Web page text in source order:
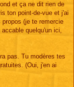
et ça ne dit rien de
ton point-de-vue et j'ai
(je te remercie
quelqu'un ici,
pas. Tu modères tes
(Oui, j'en ai